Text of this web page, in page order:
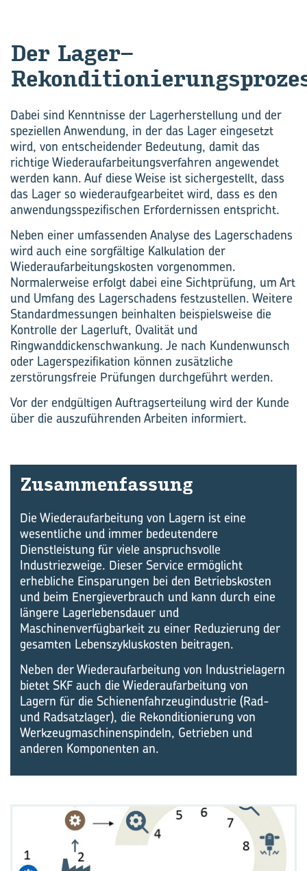
Der Lager-​
Dabei sind Kenntnisse der Lagerherstellung und der
speziellen Anwendung, in der das Lager eingesetzt
wird, von entscheidender Bedeutung, damit das
richtige Wiederaufarbeitungsverfahren angewendet
werden kann. Auf diese Weise ist sichergestellt, dass
das Lager so wiederaufgearbeitet wird, dass es den
anwendungsspezifischen Erfordernissen entspricht.
Neben einer umfassenden Analyse des Lagerschadens
wird auch eine sorgfältige Kalkulation der
Wiederaufarbeitungskosten vorgenommen.
Normalerweise erfolgt dabei eine Sichtprüfung, um Art
und Umfang des Lagerschadens festzustellen. Weitere
Standardmessungen beinhalten beispielsweise die
Kontrolle der Lagerluft, Ovalität und
Ringwanddickenschwankung. Je nach Kundenwunsch
oder Lagerspezifikation können zusätzliche
zerstörungsfreie Prüfungen durchgeführt werden.
Vor der endgültigen Auftragserteilung wird der Kunde
über die auszuführenden Arbeiten informiert.
Zu­sam­men­fas­sung
Die Wiederaufarbeitung von Lagern ist eine
wesentliche und immer bedeutendere
Dienstleistung für viele anspruchsvolle
Industriezweige. Dieser Service ermöglicht
erhebliche Einsparungen bei den Betriebskosten
und beim Energieverbrauch und kann durch eine
längere Lagerlebensdauer und
Maschinenverfügbarkeit zu einer Reduzierung der
gesamten Lebenszykluskosten beitragen.
Neben der Wiederaufarbeitung von Industrielagern
bietet SKF auch die Wiederaufarbeitung von
Lagern für die Schienenfahrzeugindustrie (Rad-
und Radsatzlager), die Rekonditionierung von
Werkzeugmaschinenspindeln, Getrieben und
anderen Komponenten an.